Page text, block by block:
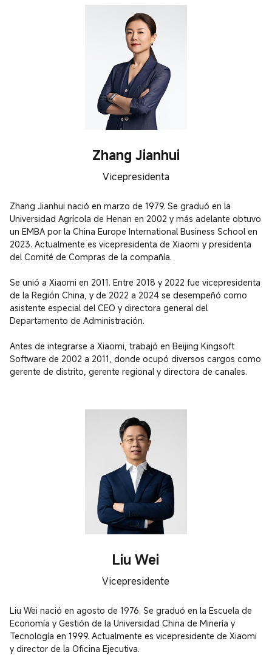
Zhang Jianhui
Vicepresidenta
Zhang Jianhui nació en marzo de 1979. Se graduó en la
Universidad Agrícola de Henan en 2002 y más adelante obtuvo
un EMBA por la China Europe International Business School en
2023. Actualmente es vicepresidenta de Xiaomi y presidenta
del Comité de Compras de la compañía.
Se unió a Xiaomi en 2011. Entre 2018 y 2022 fue vicepresidenta
de la Región China, y de 2022 a 2024 se desempeñó como
asistente especial del CEO y directora general del
Departamento de Administración.
Antes de integrarse a Xiaomi, trabajó en Beijing Kingsoft
Software de 2002 a 2011, donde ocupó diversos cargos como
gerente de distrito, gerente regional y directora de canales.
Liu Wei
Vicepresidente
Liu Wei nació en agosto de 1976. Se graduó en la Escuela de
Economía y Gestión de la Universidad China de Minería y
Tecnología en 1999. Actualmente es vicepresidente de Xiaomi
y director de la Oficina Ejecutiva.